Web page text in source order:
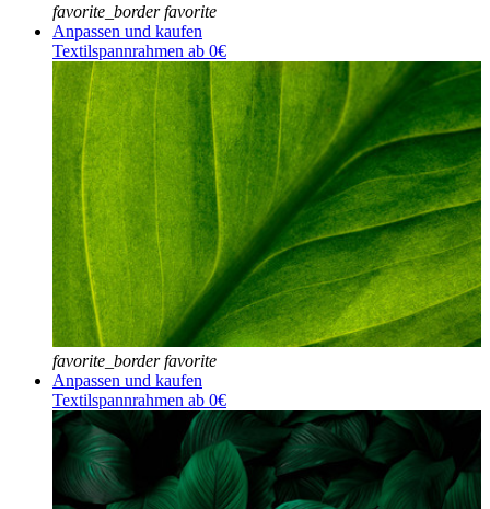
favorite_border favorite
Anpassen und kaufen
Textilspannrahmen ab 0€
favorite_border favorite
Anpassen und kaufen
Textilspannrahmen ab 0€